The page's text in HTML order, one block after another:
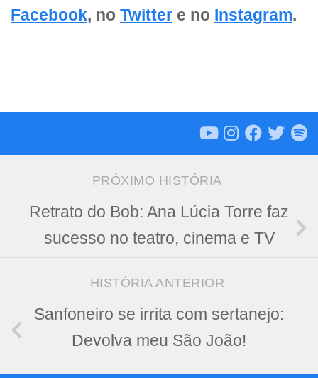
Facebook, no Twitter e no Instagram.
PRÓXIMO HISTÓRIA
Retrato do Bob: Ana Lúcia Torre faz
sucesso no teatro, cinema e TV
HISTÓRIA ANTERIOR
Sanfoneiro se irrita com sertanejo:
Devolva meu São João!